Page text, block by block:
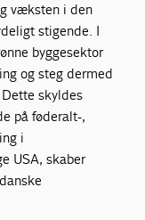
væksten i den
stigende. I
byggesektor
og steg dermed
skyldes
på føderalt-,
i
USA, skaber